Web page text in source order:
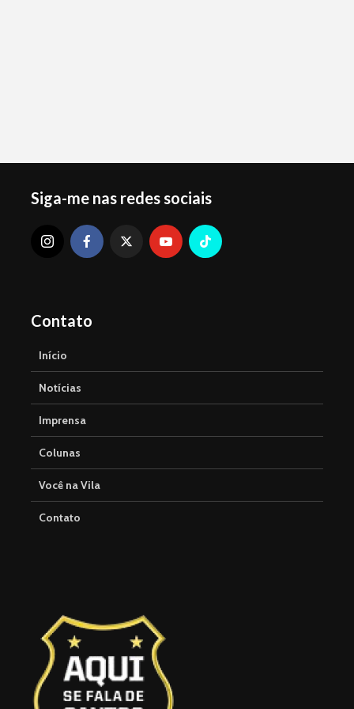
Siga-me nas redes sociais
Contato
Início
Notícias
Imprensa
Colunas
Você na Vila
Contato